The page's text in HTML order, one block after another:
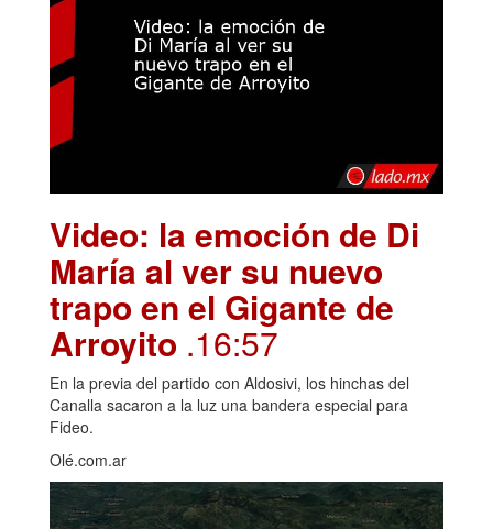
Video: la emoción de Di
María al ver su nuevo
trapo en el Gigante de
Arroyito .16:57
En la previa del partido con Aldosivi, los hinchas del
Canalla sacaron a la luz una bandera especial para
Fideo.
Olé.com.ar